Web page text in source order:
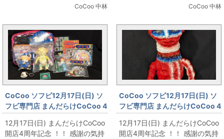
CoCoo 中林 CoCoo 中林
CoCoo ソフビ12月17日(日) ソ
フビ専門店 まんだらけCoCoo 4
周年記念 「よいこおもちゃ 駄玩
具バッグピンク ELLY」
12月17日(日) まんだらけCoCoo
開店4周年記念 ！！ 感謝の気持
CoCoo ソフビ12月17日(日) ソ
フビ専門店 まんだらけCoCoo 4
周年記念 「BloodGutsToys 屍
怪獣 シリアルキラー NYCC
12月17日(日) まんだらけCoCoo
開店4周年記念 ！！ 感謝の気持